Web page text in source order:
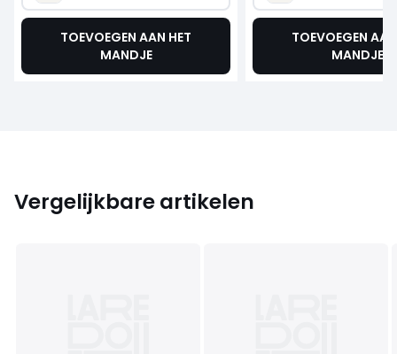
TOEVOEGEN AAN HET
MANDJE
TOEVOEGEN
MANDJE
Vergelijkbare artikelen